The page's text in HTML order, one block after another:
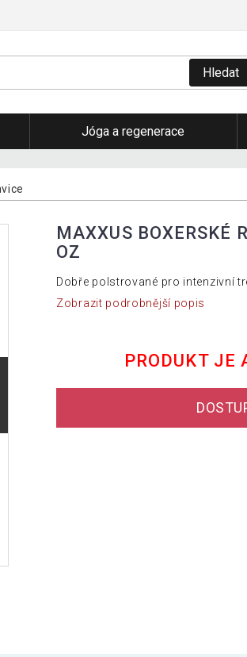
Hledat
Jóga a regenerace
MAXXUS BOXERSKÉ
OZ
Dobře polstrované pro intenzivní
Zobrazit podrobnější popis
PRODUKT JE